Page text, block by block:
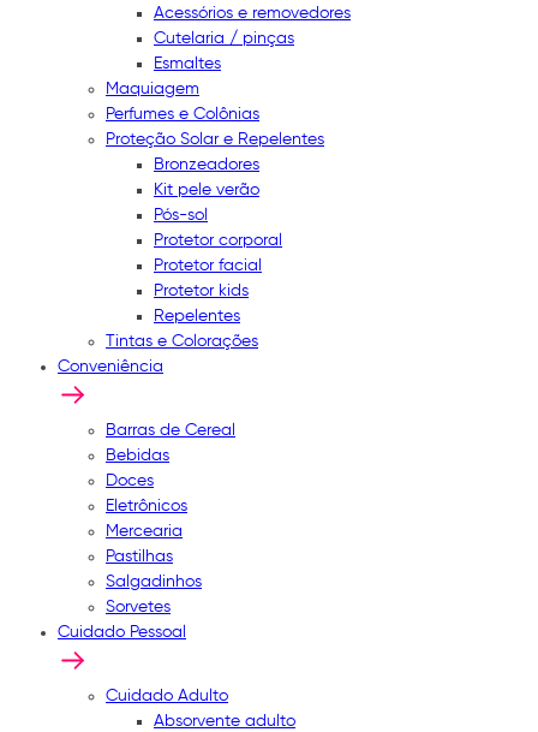
Acessórios e removedores
Cutelaria / pinças
Esmaltes
Maquiagem
Perfumes e Colônias
Proteção Solar e Repelentes
Bronzeadores
Kit pele verão
Pós-sol
Protetor corporal
Protetor facial
Protetor kids
Repelentes
Tintas e Colorações
Conveniência
Barras de Cereal
Bebidas
Doces
Eletrônicos
Mercearia
Pastilhas
Salgadinhos
Sorvetes
Cuidado Pessoal
Cuidado Adulto
Absorvente adulto